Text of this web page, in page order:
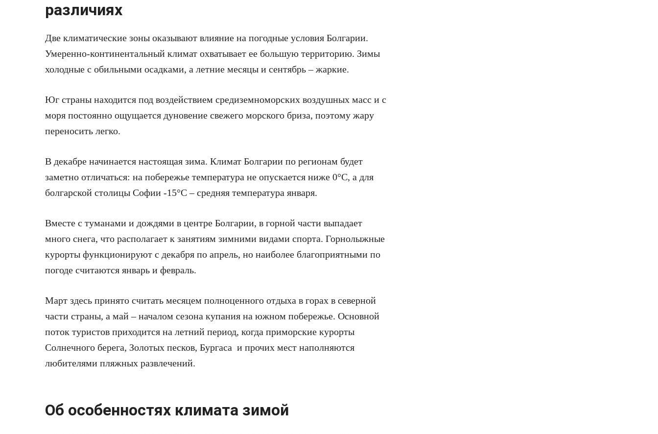
различиях
Две климатические зоны оказывают влияние на погодные условия Болгарии.
Умеренно-континентальный климат охватывает ее большую территорию. Зимы
холодные с обильными осадками, а летние месяцы и сентябрь – жаркие.
Юг страны находится под воздействием средиземноморских воздушных масс и с
моря постоянно ощущается дуновение свежего морского бриза, поэтому жару
переносить легко.
В декабре начинается настоящая зима. Климат Болгарии по регионам будет
заметно отличаться: на побережье температура не опускается ниже 0°С, а для
болгарской столицы Софии -15°С – средняя температура января.
Вместе с туманами и дождями в центре Болгарии, в горной части выпадает
много снега, что располагает к занятиям зимними видами спорта. Горнолыжные
курорты функционируют с декабря по апрель, но наиболее благоприятными по
погоде считаются январь и февраль.
Март здесь принято считать месяцем полноценного отдыха в горах в северной
части страны, а май – началом сезона купания на южном побережье. Основной
поток туристов приходится на летний период, когда приморские курорты
Солнечного берега, Золотых песков, Бургаса и прочих мест наполняются
любителями пляжных развлечений.
Об особенностях климата зимой